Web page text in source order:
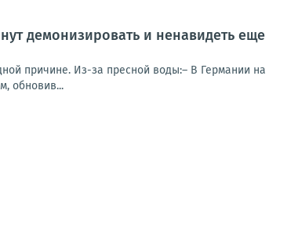
демонизировать и ненавидеть еще
причине. Из-за пресной воды:– В Германии на
обновив...